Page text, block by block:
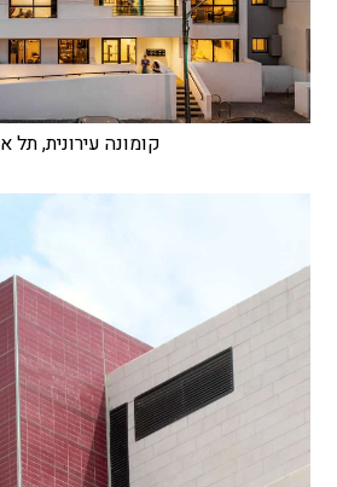
קומונה עירונית, תל